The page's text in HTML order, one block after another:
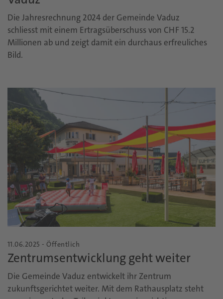
Die Jahresrechnung 2024 der Gemeinde Vaduz
schliesst mit einem Ertragsüberschuss von CHF 15.2
Millionen ab und zeigt damit ein durchaus erfreuliches
Bild.
11.06.2025 - Öffentlich
Zentrumsentwicklung geht weiter
Die Gemeinde Vaduz entwickelt ihr Zentrum
zukunftsgerichtet weiter. Mit dem Rathausplatz steht